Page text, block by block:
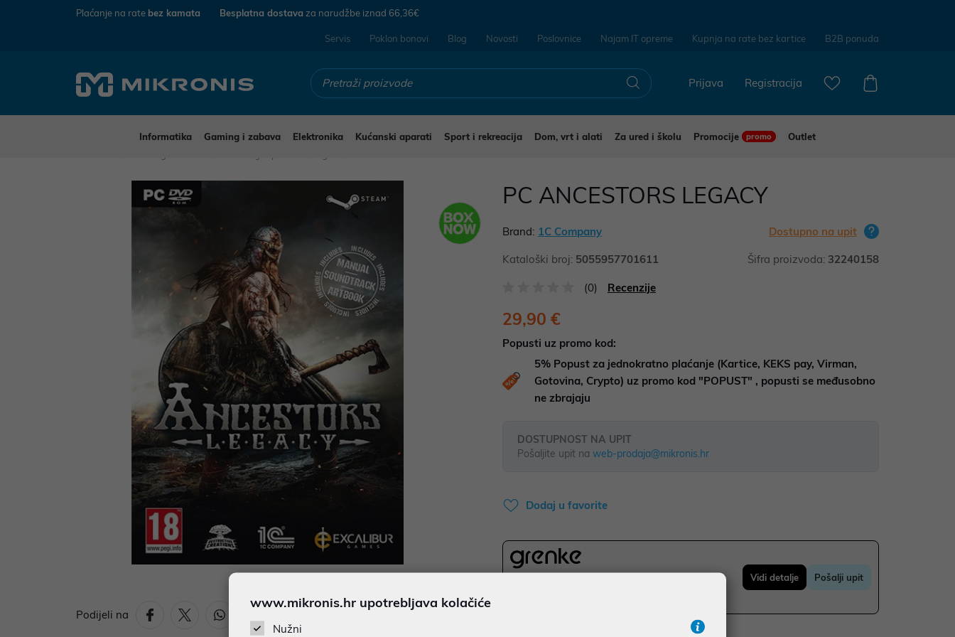
Plaćanje na rate bez kamata Besplatna dostava za narudžbe iznad 66,36€
Servis Poklon bonovi Blog Novosti Poslovnice Najam IT opreme Kupnja na rate bez kartice B2B ponuda
Registracija
Prijava
Informatika Gaming i zabava Elektronika Kućanski aparati Sport i rekreacija Dom, vrt i alati Za ured i školu Promocije promo
Outlet
Podijeli na
PC ANCESTORS LEGACY
Brand: 1C Company Dostupno na upit
Kataloški broj: 5055957701611 Šifra proizvoda: 32240158
(0) Recenzije
29,90 €
Popusti uz promo kod:
5% Popust za jednokratno plaćanje (Kartice, KEKS pay, Virman,
Gotovina, Crypto) uz promo kod "POPUST" , popusti se međusobno
ne zbrajaju
DOSTUPNOST NA UPIT
Pošaljite upit na web-prodaja@mikronis.hr
Dodaj u favorite
Vidi detalje Pošalji upit
www.mikronis.hr upotrebljava kolačiće
Nužni